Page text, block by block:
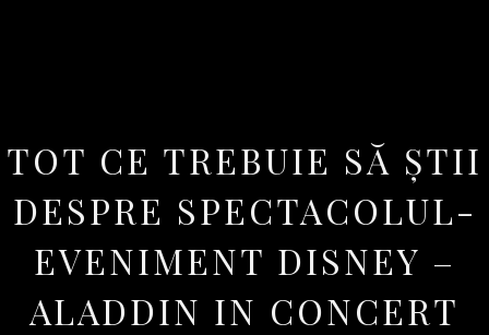
TOT CE TREBUIE SĂ ŞTII
DESPRE SPECTACOLUL-
EVENIMENT DISNEY –
ALADDIN IN CONCERT